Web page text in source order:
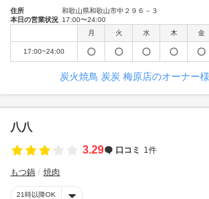
住所
和歌山県和歌山市中２９６－３
本日の営業状況 17:00〜24:00
月
火 水 木 金
17:00~24:00
炭火焼鳥 炭炭 梅原店のオーナー
八八
3.29
口コミ 1件
もつ鍋 焼肉
21時以降OK